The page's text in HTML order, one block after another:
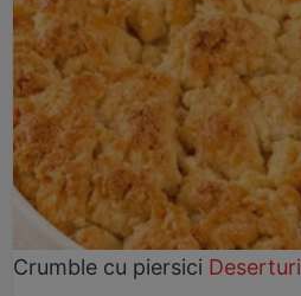
Crumble cu piersici Deserturi